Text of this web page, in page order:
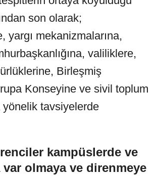
son olarak;
yargı mekanizmalarına,
valiliklere,
Birleşmiş
Konseyine ve sivil toplum
yönelik tavsiyelerde
kampüslerde ve
olmaya ve direnmeye